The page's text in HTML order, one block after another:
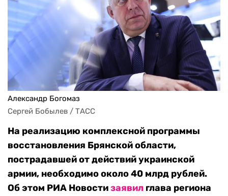
Александр Богомаз
Сергей Бобылев / ТАСС
На реализацию комплексной программы
восстановления Брянской области,
пострадавшей от действий украинской
армии, необходимо около 40 млрд рублей.
Об этом РИА Новостизаявил глава региона